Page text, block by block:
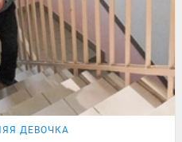
ДЕВОЧКА